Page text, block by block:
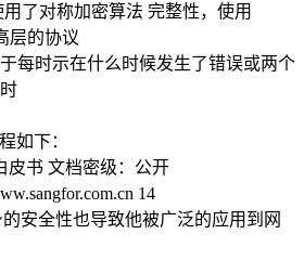
了对称加密算法 完整性，使用
层的协议
每时示在什么时候发生了错误或两个
如下：
皮书 文档密级：公开
14
安全性也导致他被广泛的应用到网